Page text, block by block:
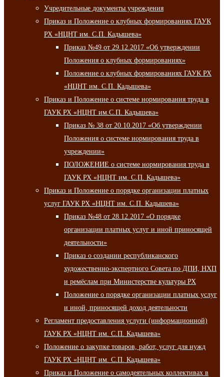
Учредительные документы учреждения
Приказ и Положение о клубных формированиях ГАУК
РХ «НЦНТ им. С.П. Кадышева»
Приказ №49 от 29.12.2017 «Об утверждении
Положения о клубных формированиях»
Положение о клубных формированиях ГАУК РХ
«НЦНТ им. С.П. Кадышева»
Приказ и Положение о системе нормирования труда в
ГАУК РХ «НЦНТ им.С.П. Кадышева»
Приказ № 38 от 20.10.2017 «Об утверждении
Положения о системе нормирования труда в
учреждении»
ПОЛОЖЕНИЕ о системе нормирования труда в
ГАУК РХ «НЦНТ им. С.П. Кадышева»
Приказ и Положение о порядке организации платных
услуг ГАУК РХ «НЦНТ им. С.П. Кадышева»
Приказ №48 от 28.12.2017 «О порядке
организации платных услуг и иной приносящей
деятельности»
Приказ о создании республиканского
художественно-экспертного Совета по ДПИ, НХП
и ремёслам при Министерстве культуры РХ
Положение о порядке организации платных услуг
и иной, приносящей доход деятельности
Регламент предоставления услуги (информационной)
ГАУК РХ «НЦНТ им. С.П. Кадышева»
Положение о закупке товаров, работ, услуг для нужд
ГАУК РХ «НЦНТ им. С.П. Кадышева»
Приказ и Положение о самодеятельных коллективах в